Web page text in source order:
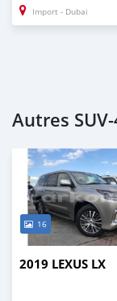
Import - Dubai
Autres
16
2019 LEXUS LX